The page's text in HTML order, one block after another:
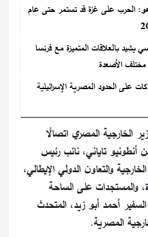
الحرب على غزة قد تستمر حتى عام
يشيد بالعلاقات المتميزة مع فرنسا
الأصعدة
على الحدود المصرية الإسرائيلية
الخارجية المصري اتصالًا
أنطونيو تاياني، نائب رئيس
والتعاون الدولي الإيطالي،
والمستجدات على الساحة
أحمد أبو زيد، المتحدث
المصرية.